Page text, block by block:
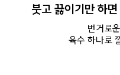
붓고 끓이기만 하
번거로
육수 하나로